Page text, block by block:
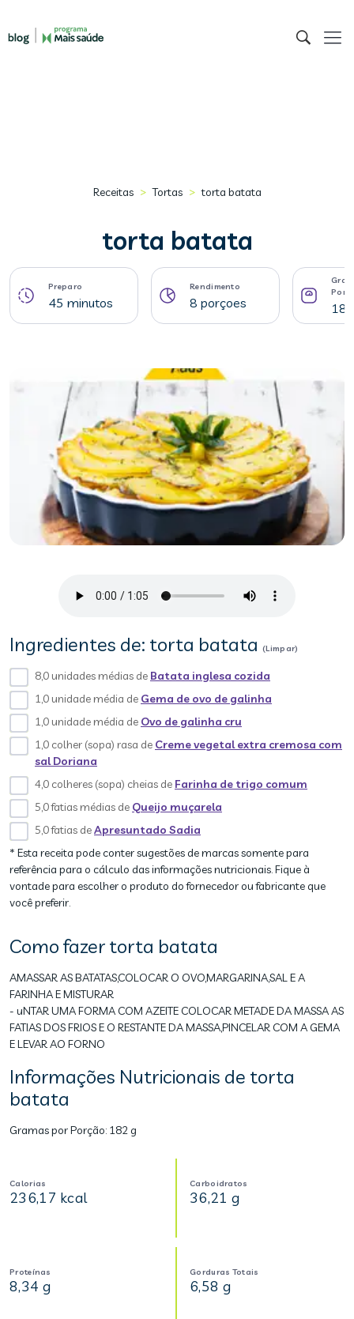
Receitas > Tortas > torta batata
torta batata
Preparo
45 minutos
Rendimento
8 porçoes
Ingredientes de: torta batata (Limpar)
8,0 unidades médias de Batata inglesa cozida
1,0 unidade média de Gema de ovo de galinha
1,0 unidade média de Ovo de galinha cru
1,0 colher (sopa) rasa de Creme vegetal extra cremosa com
sal Doriana
4,0 colheres (sopa) cheias de Farinha de trigo comum
5,0 fatias médias de Queijo muçarela
5,0 fatias deApresuntado Sadia
* Esta receita pode conter sugestões de marcas somente para
referência para o cálculo das informações nutricionais. Fique à
vontade para escolher o produto do fornecedor ou fabricante que
você preferir.
Como fazer torta batata
AMASSAR AS BATATAS,COLOCAR O OVO,MARGARINA,SAL E A
FARINHA E MISTURAR
- uNTAR UMA FORMA COM AZEITE COLOCAR METADE DA MASSA AS
FATIAS DOS FRIOS E O RESTANTE DA MASSA,PINCELAR COM A GEMA
E LEVAR AO FORNO
Informações Nutricionais de torta
batata
Gramas por Porção: 182 g
Calorias
236,17 kcal
Carboidratos
36,21 g
Proteínas
8,34 g
Gorduras Totais
6,58 g